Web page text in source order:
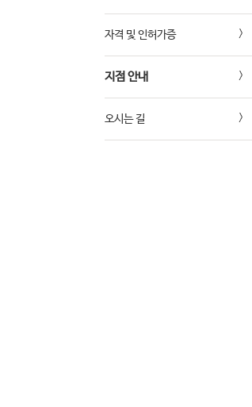
자격 및 인허가증
지점 안내
오시는 길